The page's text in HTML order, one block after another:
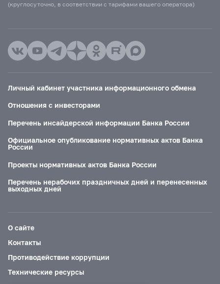
(круглосуточно, в соответствии с тарифами вашего оператора)
Личный кабинет участника информационного обмена
Отношения с инвесторами
Перечень инсайдерской информации Банка России
Официальное опубликование нормативных актов Банка
России
Проекты нормативных актов Банка России
Перечень нерабочих праздничных дней и перенесенных
выходных дней
О сайте
Контакты
Противодействие коррупции
Технические ресурсы